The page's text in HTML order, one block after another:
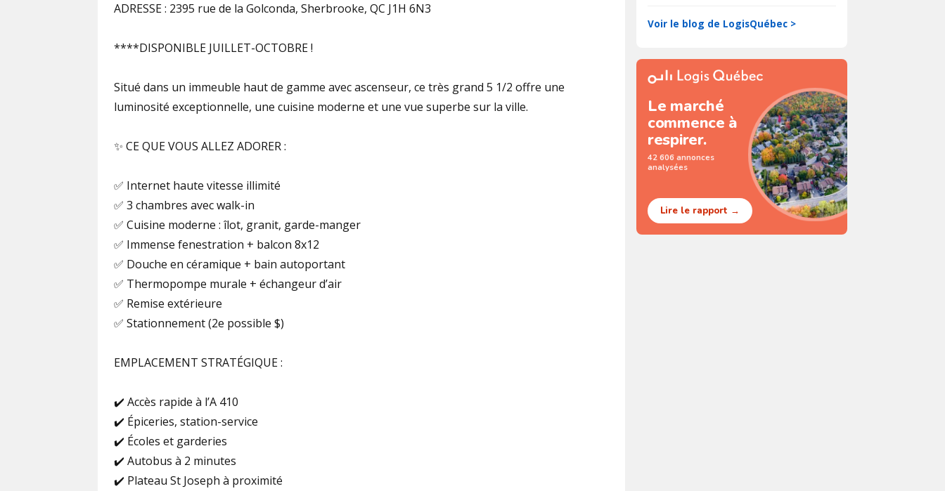
ADRESSE : 2395 rue de la Golconda, Sherbrooke, QC J1H 6N3
****DISPONIBLE JUILLET-OCTOBRE !
Situé dans un immeuble haut de gamme avec ascenseur, ce très grand 5 1/2 offre une
luminosité exceptionnelle, une cuisine moderne et une vue superbe sur la ville.
✨ CE QUE VOUS ALLEZ ADORER :
✅ Internet haute vitesse illimité
✅ 3 chambres avec walk-in
✅ Cuisine moderne : îlot, granit, garde-manger
✅ Immense fenestration + balcon 8x12
✅ Douche en céramique + bain autoportant
✅ Thermopompe murale + échangeur d’air
✅ Remise extérieure
✅ Stationnement (2e possible $)
EMPLACEMENT STRATÉGIQUE :
✔️ Accès rapide à l’A 410
✔️ Épiceries, station-service
✔️ Écoles et garderies
✔️ Autobus à 2 minutes
✔️ Plateau St Joseph à proximité
Voir le blog de LogisQuébec >
Le marché
commence à
respirer.
42 606 annonces
analysées
Lire le rapport →